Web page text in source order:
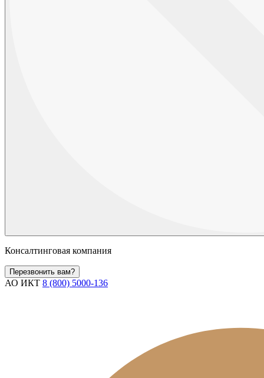
Консалтинговая компания
Перезвонить вам?
АО ИКТ 8 (800) 5000-136